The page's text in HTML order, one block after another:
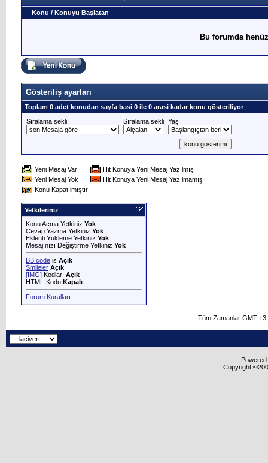
Konu / Konuyu Başlatan
Bu forumda
Gösteriliş ayarları
Toplam 0 adet konudan sayfa basi 0 ile 0 arasi kadar konu gösteriliyor
Sıralama şekli
Sıralama şekli Yaş
Yeni Mesaj Var
Hit Konuya Yeni Mesaj Yazılmış
Yeni Mesaj Yok
Hit Konuya Yeni Mesaj Yazılmamış
Konu Kapatılmıştır
Yetkileriniz
Konu Acma Yetkiniz Yok
Cevap Yazma Yetkiniz Yok
Eklenti Yükleme Yetkiniz Yok
Mesajınızı Değiştirme Yetkiniz Yok
BB code is Açık
Smileler Açık
[IMG] Kodları Açık
HTML-Kodu Kapalı
Forum Kuralları
Tüm Zamanlar GMT
Copyright